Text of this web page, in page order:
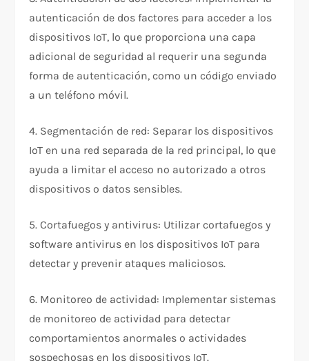
autenticación de dos factores para acceder a los
dispositivos IoT, lo que proporciona una capa
adicional de seguridad al requerir una segunda
forma de autenticación, como un código enviado
a un teléfono móvil.
4. Segmentación de red: Separar los dispositivos
IoT en una red separada de la red principal, lo que
ayuda a limitar el acceso no autorizado a otros
dispositivos o datos sensibles.
5. Cortafuegos y antivirus: Utilizar cortafuegos y
software antivirus en los dispositivos IoT para
detectar y prevenir ataques maliciosos.
6. Monitoreo de actividad: Implementar sistemas
de monitoreo de actividad para detectar
comportamientos anormales o actividades
sospechosas en los dispositivos IoT.